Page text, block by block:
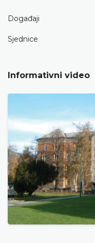
Događaji
Sjednice
Informativni video